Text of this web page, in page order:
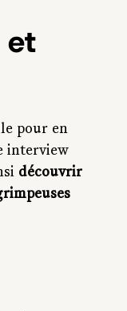
et
pour en
interview
découvrir